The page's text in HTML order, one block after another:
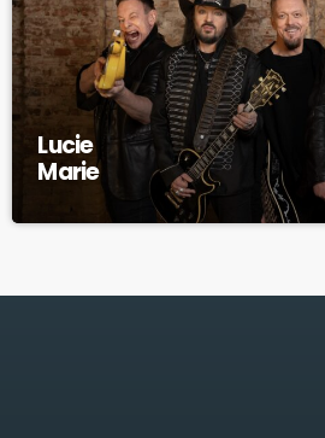
Lucie
Marie